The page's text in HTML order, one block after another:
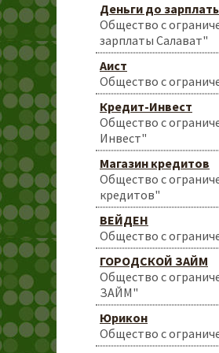
Деньги до
Общество с
зарплаты Салават"
Аист
Общество с
Кредит-Инвест
Общество с
Инвест"
Магазин кредитов
Общество с
кредитов"
ВЕЙДЕН
Общество с
ГОРОДСКОЙ ЗАЙМ
Общество с
ЗАЙМ"
Юрикон
Общество с